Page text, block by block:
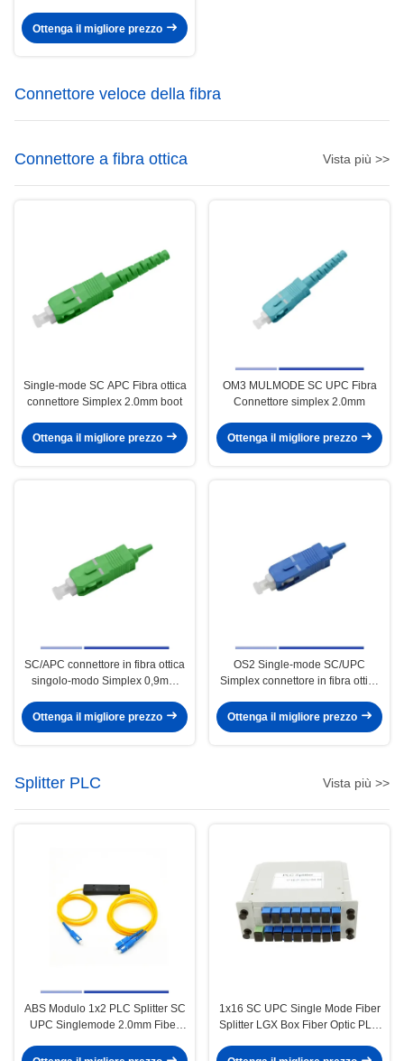
Ottenga il migliore prezzo
Connettore veloce della fibra
Connettore a fibra ottica Vista più >>
Single-mode SC APC Fibra ottica
connettore Simplex 2.0mm boot
Ottenga il migliore prezzo
OM3 MULMODE SC UPC Fibra
Connettore simplex 2.0mm
Ottenga il migliore prezzo
SC/APC connettore in fibra ottica
singolo-modo Simplex 0,9mm
Ottenga il migliore prezzo
OS2 Single-mode SC/UPC
Simplex connettore in fibra ottica
Ottenga il migliore prezzo
Splitter PLC Vista più >>
ABS Modulo 1x2 PLC Splitter SC
UPC Singlemode 2.0mm Fiber
1x16 SC UPC Single Mode Fiber
Splitter LGX Box Fiber Optic PLC